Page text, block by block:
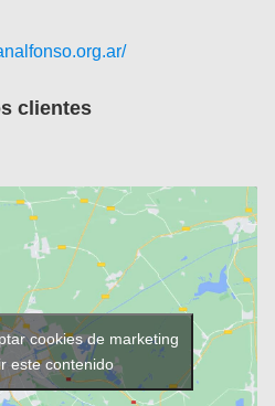
clientes
cookies de marketing
este contenido